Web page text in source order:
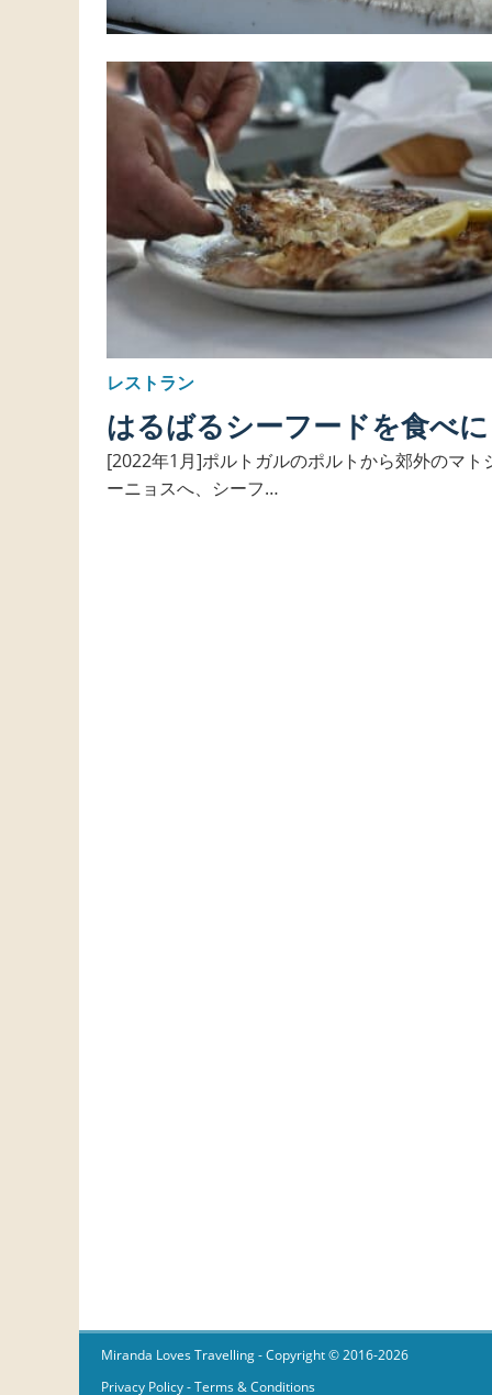
レストラン
はるばるシーフードを食べに
[2022年1月]ポルトガルのポルトから郊外のマト
ーニョスへ、シーフ…
Miranda Loves Travelling- Copyright © 2016-2026
Privacy Policy-Terms & Conditions